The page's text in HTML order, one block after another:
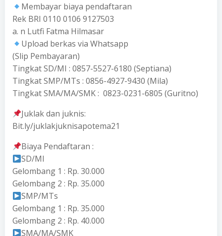
Membayar biaya pendaftaran
Rek BRI 0110 0106 9127503
a. n Lutfi Fatma Hilmasar
Upload berkas via Whatsapp
(Slip Pembayaran)
Tingkat SD/MI : 0857-5527-6180 (Septiana)
Tingkat SMP/MTs : 0856-4927-9430 (Mila)
Tingkat SMA/MA/SMK : 0823-0231-6805 (Guritno)
Juklak dan juknis:
Bit.ly/juklakjuknisapotema21
Biaya Pendaftaran :
SD/MI
Gelombang 1 : Rp. 30.000
Gelombang 2 : Rp. 35.000
SMP/MTs
Gelombang 1 : Rp. 35.000
Gelombang 2 : Rp. 40.000
SMA/MA/SMK